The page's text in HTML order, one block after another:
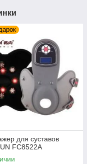
для суставов
FC8522A